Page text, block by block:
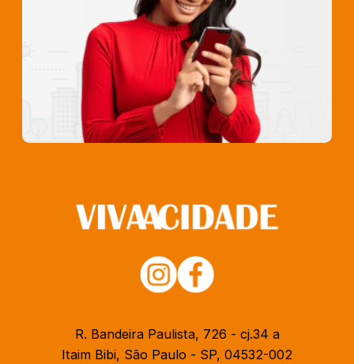
R. Bandeira Paulista, 726 - cj.34 a
Itaim Bibi, São Paulo - SP, 04532-002